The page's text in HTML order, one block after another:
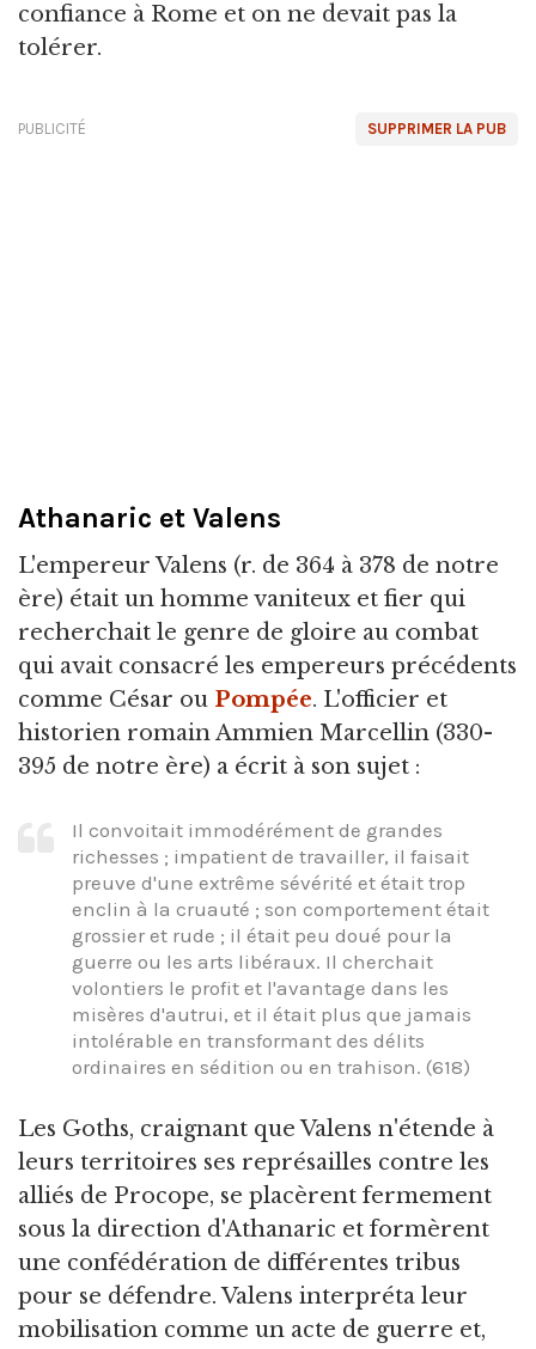
confiance à Rome et on ne devait pas la
tolérer.
SUPPRIMER LA PUB
PUBLICITÉ
Athanaric et Valens
L'empereur Valens (r. de 364 à 378 de notre
ère) était un homme vaniteux et fier qui
recherchait le genre de gloire au combat
qui avait consacré les empereurs précédents
comme César ou Pompée. L'officier et
historien romain Ammien Marcellin (330-
395 de notre ère) a écrit à son sujet :
Il convoitait immodérément de grandes
richesses ; impatient de travailler, il faisait
preuve d'une extrême sévérité et était trop
enclin à la cruauté ; son comportement était
grossier et rude ; il était peu doué pour la
guerre ou les arts libéraux. Il cherchait
volontiers le profit et l'avantage dans les
misères d'autrui, et il était plus que jamais
intolérable en transformant des délits
ordinaires en sédition ou en trahison. (618)
Les Goths, craignant que Valens n'étende à
leurs territoires ses représailles contre les
alliés de Procope, se placèrent fermement
sous la direction d'Athanaric et formèrent
une confédération de différentes tribus
pour se défendre. Valens interpréta leur
mobilisation comme un acte de guerre et,